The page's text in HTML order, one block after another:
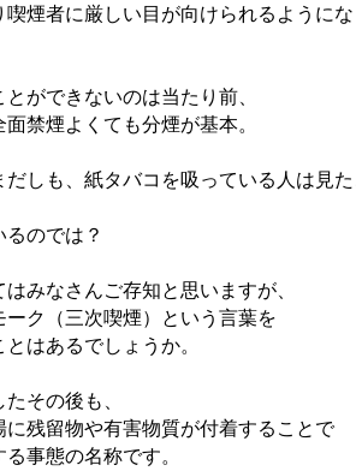
喫煙者に厳しい目が向けられるように
ができないのは当たり前、
禁煙よくても分煙が基本。
だしも、紙タバコを吸っている人は見
のでは？
みなさんご存知と思いますが、
ーク（三次喫煙）という言葉を
はあるでしょうか。
その後も、
に残留物や有害物質が付着することで
事態の名称です。